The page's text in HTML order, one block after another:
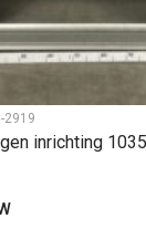
2919
inrichting